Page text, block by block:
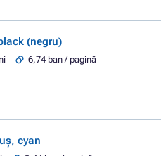
(negru)
6,74 ban / pagină
cyan